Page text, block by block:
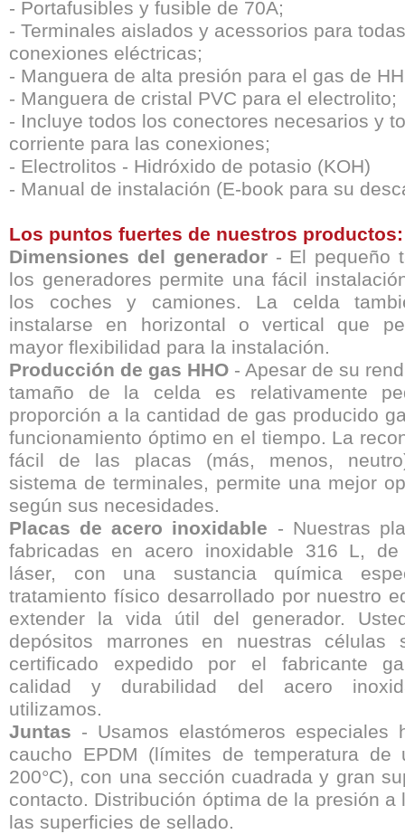
- Portafusibles y fusible de 70A;
- Terminales aislados y acessorios para
conexiones eléctricas;
- Manguera de alta presión para el gas de
- Manguera de cristal PVC para el electrolito;
- Incluye todos los conectores necesarios y
corriente para las conexiones;
- Electrolitos - Hidróxido de potasio (KOH)
- Manual de instalación (E-book para su
Los puntos fuertes de nuestros productos:
Dimensiones del generador- El pequeño
los generadores permite una fácil
los coches y camiones. La celda
instalarse en horizontal o vertical que
mayor flexibilidad para la instalación.
Producción de gas HHO - Apesar de su
tamaño de la celda es relativamente
proporción a la cantidad de gas producido
funcionamiento óptimo en el tiempo. La
fácil de las placas (más, menos,
sistema de terminales, permite una mejor
según sus necesidades.
Placas de acero inoxidable - Nuestras
fabricadas en acero inoxidable 316 L,
láser, con una sustancia química
tratamiento físico desarrollado por nuestro
extender la vida útil del generador.
depósitos marrones en nuestras células
certificado expedido por el fabricante
calidad y durabilidad del acero
utilizamos.
Juntas - Usamos elastómeros especiales
caucho EPDM (límites de temperatura de
200°C), con una sección cuadrada y gran
contacto. Distribución óptima de la presión a
las superficies de sellado.